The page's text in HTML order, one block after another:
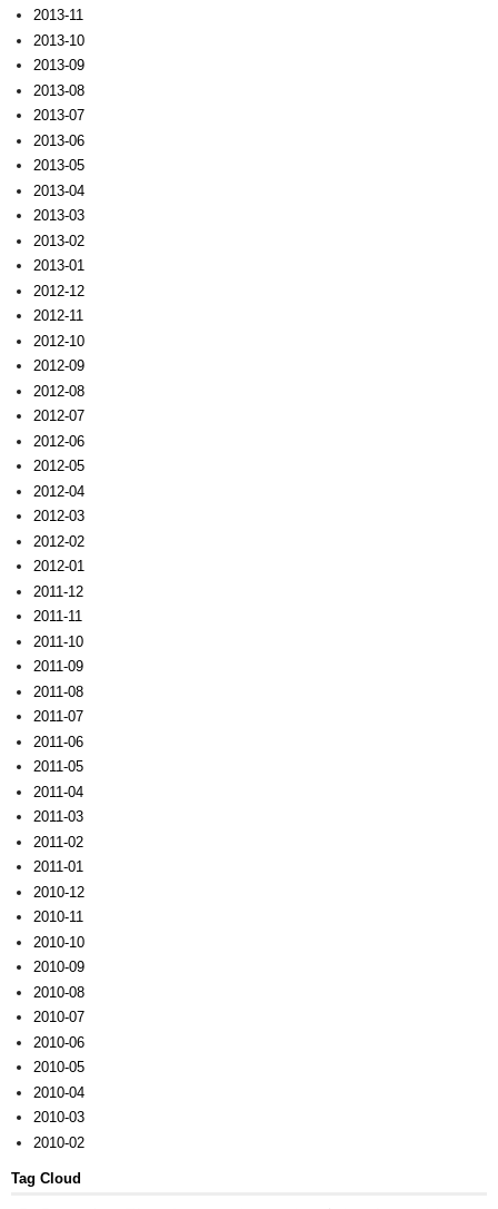
2013-11
2013-10
2013-09
2013-08
2013-07
2013-06
2013-05
2013-04
2013-03
2013-02
2013-01
2012-12
2012-11
2012-10
2012-09
2012-08
2012-07
2012-06
2012-05
2012-04
2012-03
2012-02
2012-01
2011-12
2011-11
2011-10
2011-09
2011-08
2011-07
2011-06
2011-05
2011-04
2011-03
2011-02
2011-01
2010-12
2010-11
2010-10
2010-09
2010-08
2010-07
2010-06
2010-05
2010-04
2010-03
2010-02
Tag Cloud